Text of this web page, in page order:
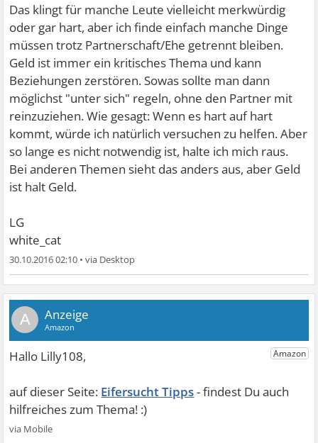
Das klingt für manche Leute vielleicht merkwürdig
oder gar hart, aber ich finde einfach manche Dinge
müssen trotz Partnerschaft/Ehe getrennt bleiben.
Geld ist immer ein kritisches Thema und kann
Beziehungen zerstören. Sowas sollte man dann
möglichst "unter sich" regeln, ohne den Partner mit
reinzuziehen. Wie gesagt: Wenn es hart auf hart
kommt, würde ich natürlich versuchen zu helfen. Aber
so lange es nicht notwendig ist, halte ich mich raus.
Bei anderen Themen sieht das anders aus, aber Geld
ist halt Geld.
LG
white_cat
30.10.2016 02:10 •
A
Eifersucht Tipps